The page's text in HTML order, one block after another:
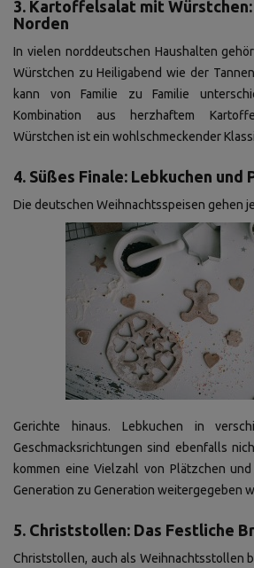
3. Kartoffelsalat mit Würstchen:
Norden
In vielen norddeutschen Haushalten
Würstchen zu Heiligabend wie der
kann von Familie zu Familie
Kombination aus herzhaftem
Würstchen ist ein wohlschmeckender
4. Süßes Finale: Lebkuchen und
Die deutschen Weihnachtsspeisen gehen
Gerichte hinaus. Lebkuchen in
Geschmacksrichtungen sind ebenfalls
kommen eine Vielzahl von Plätzchen
Generation zu Generation weitergegeben
5. Christstollen: Das Festliche
Christstollen, auch als Weihnachtsstollen